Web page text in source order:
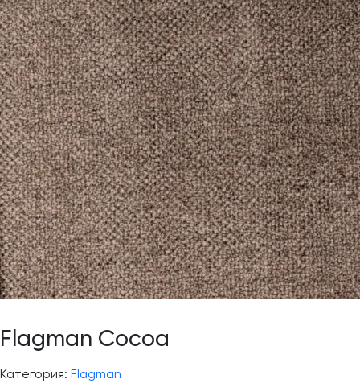
Flagman Cocoa
Категория: Flagman